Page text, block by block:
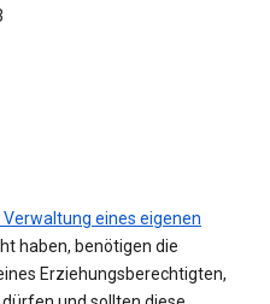
eines eigenen
haben, benötigen die
Erziehungsberechtigten,